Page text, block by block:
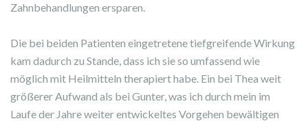
Zahnbehandlungen ersparen.
Die bei beiden Patienten eingetretene tiefgreifende Wirkung
kam dadurch zu Stande, dass ich sie so umfassend wie
möglich mit Heilmitteln therapiert habe. Ein bei Thea weit
größerer Aufwand als bei Gunter, was ich durch mein im
Laufe der Jahre weiter entwickeltes Vorgehen bewältigen